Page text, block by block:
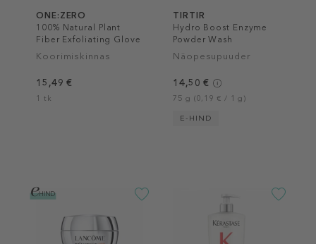
ONE:ZERO
100% Natural Plant
Fiber Exfoliating Glove
Koorimiskinnas
15,49 €
1 tk
TIRTIR
Hydro Boost Enzyme
Powder Wash
Näopesupuuder
14,50 €
75 g (0,19 € / 1 g)
E-HIND